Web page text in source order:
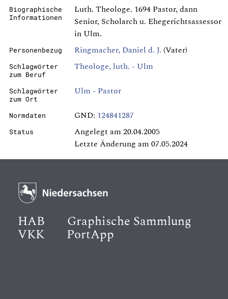
Biographische
Informationen
Luth. Theologe. 1694 Pastor, dann
Senior, Scholarch u. Ehegerichtsassessor
in Ulm.
Personenbezug Ringmacher, Daniel d. J. (Vater)
Schlagwörter
zum Beruf
Theologe, luth. - Ulm
Schlagwörter
zum Ort
Ulm - Pastor
Normdaten GND: 124841287
Status
Angelegt am 20.04.2005
Letzte Änderung am 07.05.2024
HAB Graphische Sammlung
VKK PortApp